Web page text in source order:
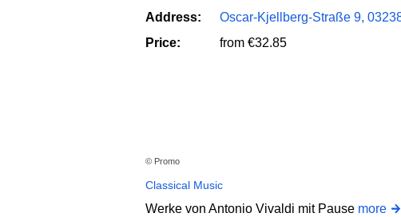
Address:
Oscar-Kjellberg-Straße 9,
Price:
from €32.85
© Promo
Classical Music
Werke von Antonio Vivaldi mit Pause more